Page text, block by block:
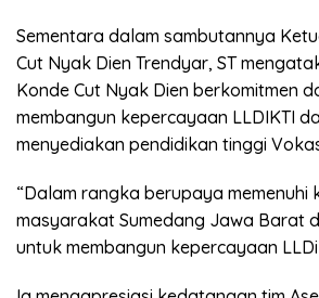
Sementara dalam sambutannya
Cut Nyak Dien Trendyar, ST
Konde Cut Nyak Dien berkomitmen
membangun kepercayaan LLDIKTI
menyediakan pendidikan tinggi
“Dalam rangka berupaya memenuhi
masyarakat Sumedang Jawa Barat
untuk membangun kepercayaan